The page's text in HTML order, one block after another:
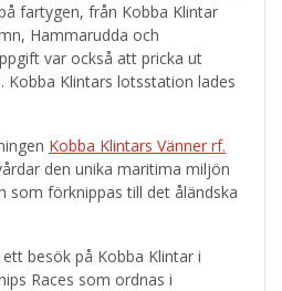
fartygen, från Kobba Klintar
Hammarudda och
var också att pricka ut
Kobba Klintars lotsstation lades
Kobba Klintars Vänner rf.
den unika maritima miljön
som förknippas till det åländska
besök på Kobba Klintar i
Races som ordnas i